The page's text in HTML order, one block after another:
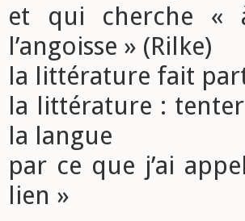
et qui cherche «
l’angoisse » (Rilke)
la littérature fait
la littérature :
la langue
par ce que j’ai
lien »